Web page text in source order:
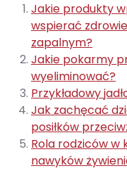
Jakie produkty
wspierać
zapalnym?
Jakie pokarmy
wyeliminować?
Przykładowy
Jak zachęcać
posiłków
Rola rodziców w
nawyków